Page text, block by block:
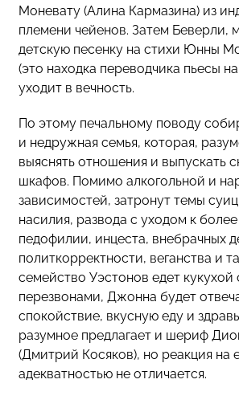
Моневату (Алина Кармазина) из
племени чейенов. Затем Беверли,
детскую песенку на стихи Юнны
(это находка переводчика пьесы
уходит в вечность.
По этому печальному поводу
и недружная семья, которая,
выяснять отношения и выпускать
шкафов. Помимо алкогольной и
зависимостей, затронут темы
насилия, развода с уходом к
педофилии, инцеста, внебрачных
политкорректности, веганства и
семейство Уэстонов едет
перезвонами, Джонна будет
спокойствие, вкусную еду и
разумное предлагает и шериф
(Дмитрий Косяков), но реакция на
адекватностью не отличается.